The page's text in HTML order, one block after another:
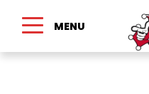
MENU